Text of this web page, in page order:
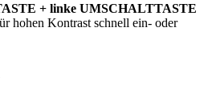
+ linke UMSCHALTTASTE
hohen Kontrast schnell ein- oder